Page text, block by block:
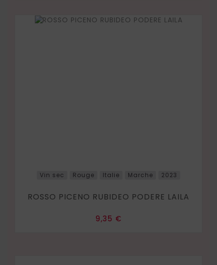
Vin sec Rouge Italie Marche 2023
ROSSO PICENO RUBIDEO PODERE LAILA
Prix
9,35 €